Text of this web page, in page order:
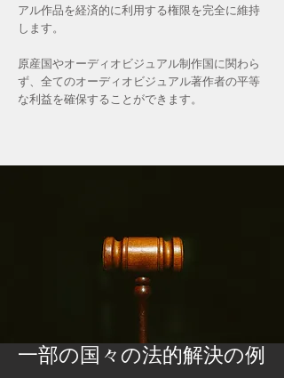
アル作品を経済的に利用する権限を完全に維持
します。
原産国やオーディオビジュアル制作国に関わら
ず、全てのオーディオビジュアル著作者の平等
な利益を確保することができます。
一部の国々の法的解決の例